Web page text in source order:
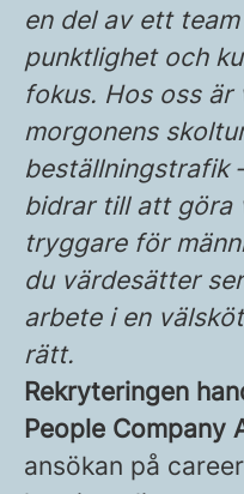
en del av ett
punktlighet och
fokus. Hos oss är
morgonens
beställningstrafik
bidrar till att göra
tryggare för
du värdesätter
arbete i en
rätt.
Rekryteringen
People Company
ansökan på